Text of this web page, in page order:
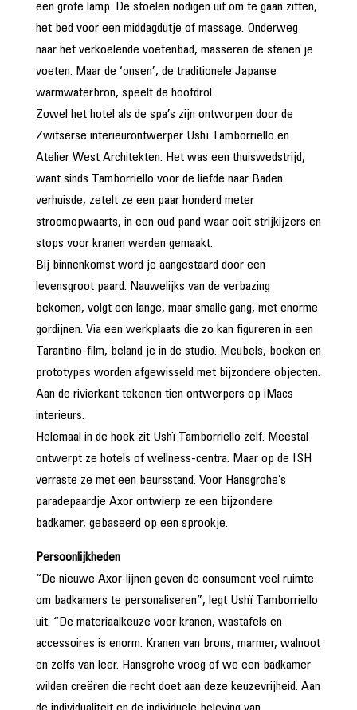
een grote lamp. De stoelen nodigen uit om te gaan zitten,
het bed voor een middagdutje of massage. Onderweg
naar het verkoelende voetenbad, masseren de stenen je
voeten. Maar de ‘onsen’, de traditionele Japanse
warmwaterbron, speelt de hoofdrol.
Zowel het hotel als de spa’s zijn ontworpen door de
Zwitserse interieurontwerper Ushï Tamborriello en
Atelier West Architekten. Het was een thuiswedstrijd,
want sinds Tamborriello voor de liefde naar Baden
verhuisde, zetelt ze een paar honderd meter
stroomopwaarts, in een oud pand waar ooit strijkijzers en
stops voor kranen werden gemaakt.
Bij binnenkomst word je aangestaard door een
levensgroot paard. Nauwelijks van de verbazing
bekomen, volgt een lange, maar smalle gang, met enorme
gordijnen. Via een werkplaats die zo kan figureren in een
Tarantino-film, beland je in de studio. Meubels, boeken en
prototypes worden afgewisseld met bijzondere objecten.
Aan de rivierkant tekenen tien ontwerpers op iMacs
interieurs.
Helemaal in de hoek zit Ushï Tamborriello zelf. Meestal
ontwerpt ze hotels of wellness-centra. Maar op de ISH
verraste ze met een beursstand. Voor Hansgrohe’s
paradepaardje Axor ontwierp ze een bijzondere
badkamer, gebaseerd op een sprookje.
Persoonlijkheden
“De nieuwe Axor-lijnen geven de consument veel ruimte
om badkamers te personaliseren”, legt Ushï Tamborriello
uit. “De materiaalkeuze voor kranen, wastafels en
accessoires is enorm. Kranen van brons, marmer, walnoot
en zelfs van leer. Hansgrohe vroeg of we een badkamer
wilden creëren die recht doet aan deze keuzevrijheid. Aan